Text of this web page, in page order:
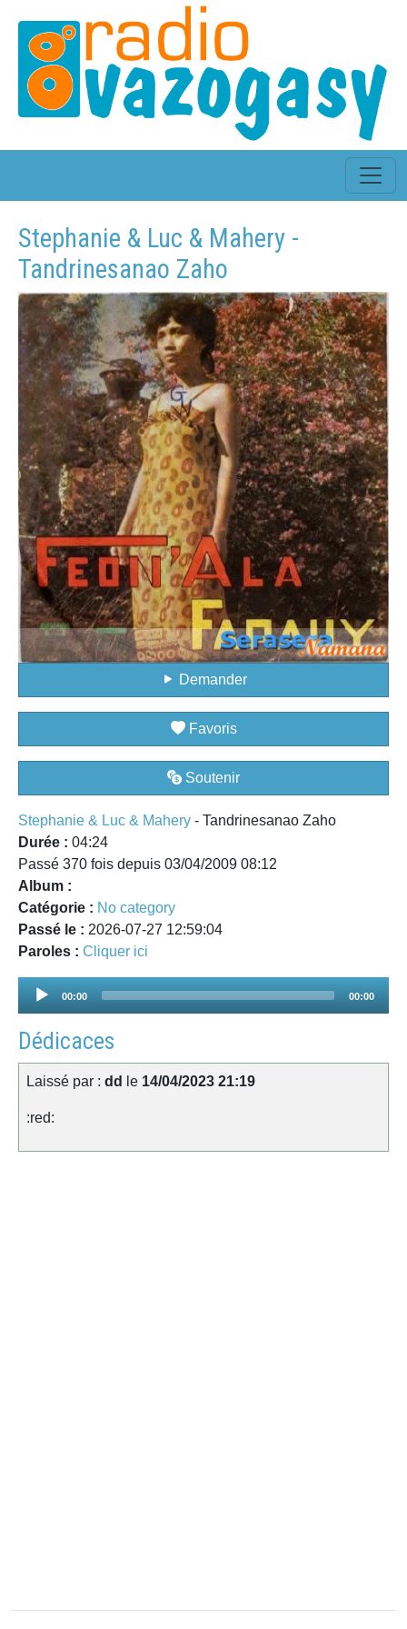
Stephanie & Luc & Mahery -
Tandrinesanao Zaho
Demander
Favoris
Soutenir
Stephanie & Luc & Mahery - Tandrinesanao Zaho
Durée : 04:24
Passé 370 fois depuis 03/04/2009 08:12
Album :
Catégorie : No category
Passé le : 2026-07-27 12:59:04
Paroles : Cliquer ici
Audio
00:00 00:00
Dédicaces
Laissé par : dd le 14/04/2023 21:19
:red: